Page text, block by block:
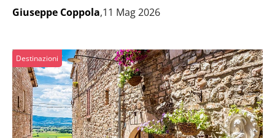
Giuseppe Coppola,11 Mag 2026
Destinazioni